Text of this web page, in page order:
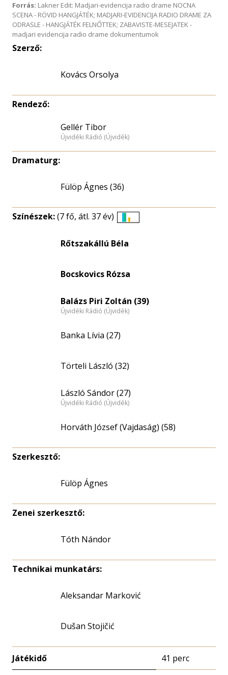
Forrás: Lakner Edit: Madjari-evidencija radio drame NOCNA
SCENA - RÖVID HANGJÁTÉK; MADJARI-EVIDENCIJA RADIO DRAME ZA
ODRASLE - HANGJÁTÉK FELNŐTTEK; ZABAVISTE-MESEJATEK -
madjari evidencija radio drame dokumentumok
Szerző:
Kovács Orsolya
Rendező:
Gellér Tibor
Újvidéki Rádió (Újvidék)
Dramaturg:
Fülöp Ágnes (36)
Színészek:(7 fő, átl. 37 év)
eloszlás
Rőtszakállú Béla
Bocskovics Rózsa
Balázs Piri Zoltán (39)
Újvidéki Rádió (Újvidék)
Banka Lívia (27)
Törteli László (32)
László Sándor (27)
Újvidéki Rádió (Újvidék)
Horváth József (Vajdaság) (58)
Szerkesztő:
Fülöp Ágnes
Zenei szerkesztő:
Tóth Nándor
Technikai munkatárs:
Aleksandar Marković
Dušan Stojičić
Játékidő 41 perc